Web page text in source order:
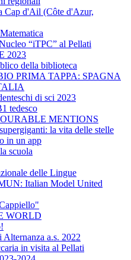
Cap d'Ail (Côte d'Azur,
“iTPC” al Pellati
2023
della biblioteca
PRIMA TAPPA: SPAGNA
di sci 2023
tedesco
MENTIONS
la vita delle stelle
in un app
scuola
delle Lingue
Italian Model United
WORLD
Alternanza a.s. 2022
in visita al Pellati